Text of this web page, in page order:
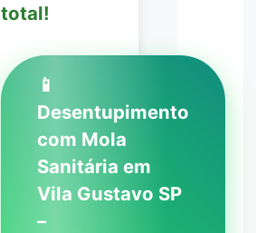
total!
📱
Desentupimento
com Mola
Sanitária em
Vila Gustavo SP
–